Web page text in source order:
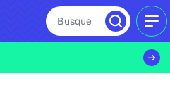
Busque